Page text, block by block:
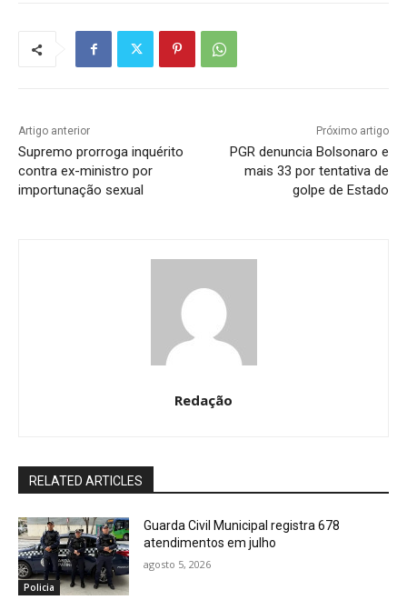
Artigo anterior
Supremo prorroga inquérito
contra ex-ministro por
importunação sexual
Próximo artigo
PGR denuncia Bolsonaro e
mais 33 por tentativa de
golpe de Estado
Redação
RELATED ARTICLES
Policia
Guarda Civil Municipal registra 678
atendimentos em julho
agosto 5, 2026